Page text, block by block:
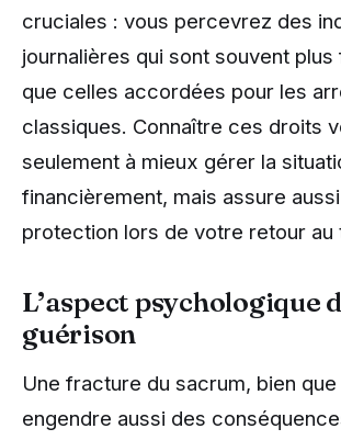
cruciales : vous percevrez des
journalières qui sont souvent
que celles accordées pour les
classiques. Connaître ces droits
seulement à mieux gérer la
financièrement, mais assure
protection lors de votre retour au
L’aspect psychologique
guérison
Une fracture du sacrum, bien
engendre aussi des